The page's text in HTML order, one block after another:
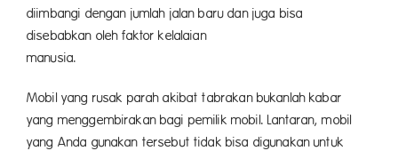
diimbangi dengan jumlah jalan baru dan juga bisa
disebabkan oleh faktor kelalaian
manusia.
Mobil yang rusak parah akibat tabrakan bukanlah kabar
yang menggembirakan bagi pemilik mobil. Lantaran, mobil
yang Anda gunakan tersebut tidak bisa digunakan untuk